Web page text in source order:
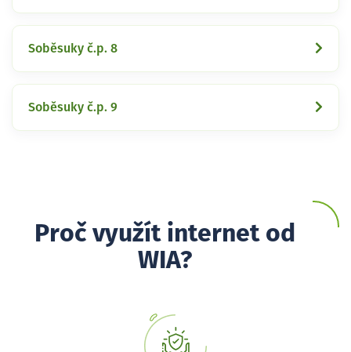
Soběsuky č.p. 8
Soběsuky č.p. 9
Proč využít internet od
WIA?